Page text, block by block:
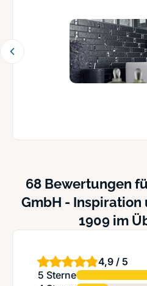
68 Bewertungen
GmbH -
1909 im
4,9 / 5
5 Sterne